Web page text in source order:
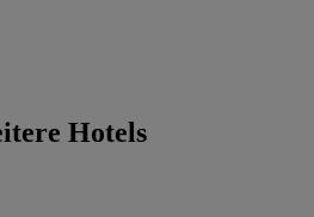
Hotels